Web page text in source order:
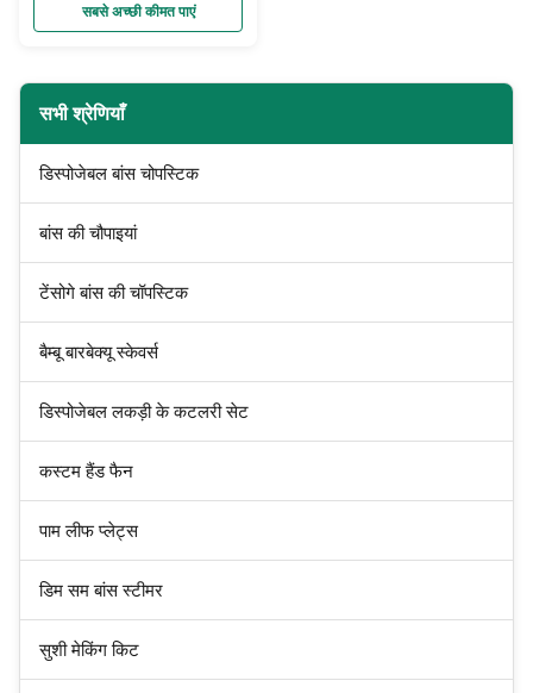
सबसे अच्छी कीमत पाएं
सभी श्रेणियाँ
डिस्पोजेबल बांस चोपस्टिक
बांस की चौपाइयां
टेंसोगे बांस की चॉपस्टिक
बैम्बू बारबेक्यू स्केवर्स
डिस्पोजेबल लकड़ी के कटलरी सेट
कस्टम हैंड फैन
पाम लीफ प्लेट्स
डिम सम बांस स्टीमर
सुशी मेकिंग किट